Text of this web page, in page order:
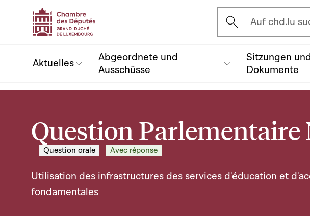
Ouvrir l'écran de
Auf chd.lu
Aktuelles
Abgeordnete und
Ausschüsse
Sitzungen
Dokumente
Question Parlementaire
Question orale Avec réponse
Utilisation des infrastructures des services d'éducation et
fondamentales